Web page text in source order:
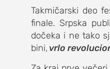
Takmičarski deo
finale. Srpska
dočeka i ne tako
bini, vrlo